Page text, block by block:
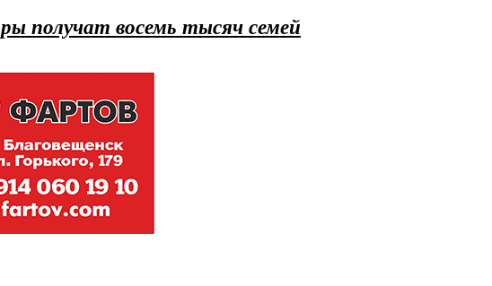
получат восемь тысяч семей